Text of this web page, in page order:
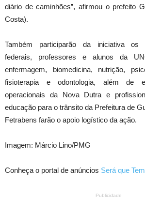
diário de caminhões”, afirmou o prefeito
Costa).
Também participarão da iniciativa os
federais, professores e alunos da
enfermagem, biomedicina, nutrição,
fisioterapia e odontologia, além de
operacionais da Nova Dutra e
educação para o trânsito da Prefeitura de
Fetrabens farão o apoio logístico da ação.
Imagem: Márcio Lino/PMG
Conheça o portal de anúncios Será que
Publicidade